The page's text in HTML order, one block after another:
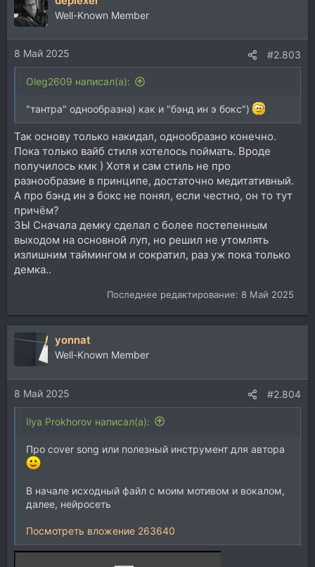
ц
и
и
:
Well-Known Member
8 Май 2025 #2.803
Oleg2609 написал(а):
"тантра" однообразна) как и "бэнд ин э бокс")
Так основу только накидал, однообразно конечно.
Пока только вайб стиля хотелось поймать. Вроде
получилось кмк ) Хотя и сам стиль не про
разнообразие в принципе, достаточно медитативный.
А про бэнд ин э бокс не понял, если честно, он то тут
причём?
ЗЫ Сначала демку сделал с более постепенным
выходом на основной луп, но решил не утомлять
излишним таймингом и сократил, раз уж пока только
демка..
Последнее редактирование: 8 Май 2025
yonnat
Well-Known Member
8 Май 2025 #2.804
Ilya Prokhorov написал(а):
Про cover song или полезный инструмент для автора
В начале исходный файл с моим мотивом и вокалом,
далее, нейросеть
Посмотреть вложение 263640